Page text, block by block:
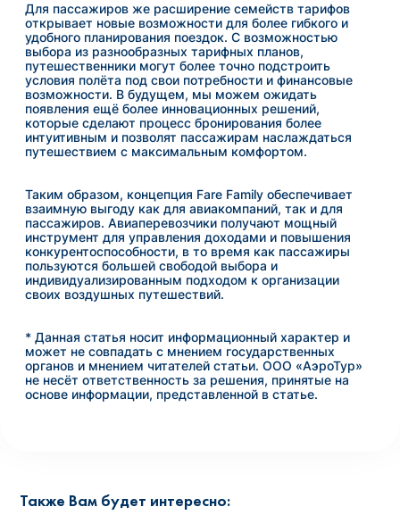
Для пассажиров же расширение семейств тарифов
открывает новые возможности для более гибкого и
удобного планирования поездок. С возможностью
выбора из разнообразных тарифных планов,
путешественники могут более точно подстроить
условия полёта под свои потребности и финансовые
возможности. В будущем, мы можем ожидать
появления ещё более инновационных решений,
которые сделают процесс бронирования более
интуитивным и позволят пассажирам наслаждаться
путешествием с максимальным комфортом.
Таким образом, концепция Fare Family обеспечивает
взаимную выгоду как для авиакомпаний, так и для
пассажиров. Авиаперевозчики получают мощный
инструмент для управления доходами и повышения
конкурентоспособности, в то время как пассажиры
пользуются большей свободой выбора и
индивидуализированным подходом к организации
своих воздушных путешествий.
* Данная статья носит информационный характер и
может не совпадать с мнением государственных
органов и мнением читателей статьи. ООО «АэроТур»
не несёт ответственность за решения, принятые на
основе информации, представленной в статье.
Также Вам будет интересно: